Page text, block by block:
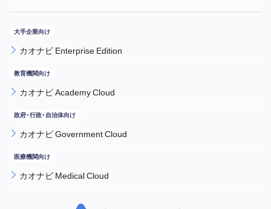
カオナビ Enterprise Edition
カオナビ Academy Cloud
カオナビ Government Cloud
カオナビ Medical Cloud